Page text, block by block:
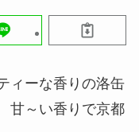
ィーな香りの洛缶
甘～い香りで京都